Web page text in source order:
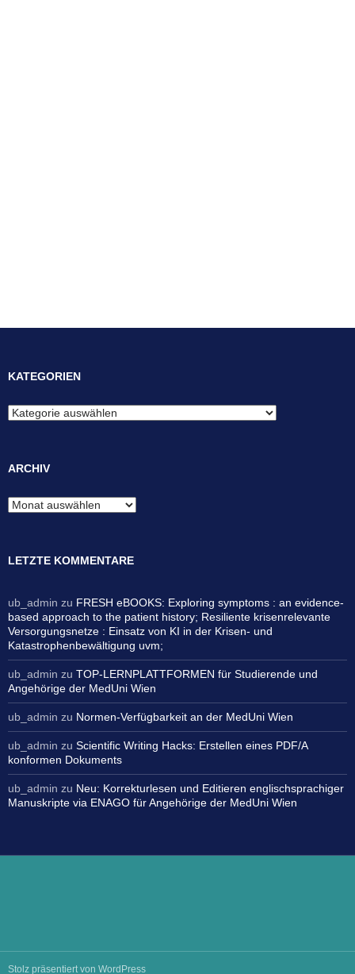
KATEGORIEN
Kategorien
ARCHIV
Archiv
LETZTE KOMMENTARE
ub_admin zu FRESH eBOOKS: Exploring symptoms : an evidence-
based approach to the patient history; Resiliente krisenrelevante
Versorgungsnetze : Einsatz von KI in der Krisen- und
Katastrophenbewältigung uvm;
ub_admin zu TOP-LERNPLATTFORMEN für Studierende und
Angehörige der MedUni Wien
ub_admin zu Normen-Verfügbarkeit an der MedUni Wien
ub_admin zu Scientific Writing Hacks: Erstellen eines PDF/A
konformen Dokuments
ub_admin zu Neu: Korrekturlesen und Editieren englischsprachiger
Manuskripte via ENAGO für Angehörige der MedUni Wien
Stolz präsentiert von WordPress